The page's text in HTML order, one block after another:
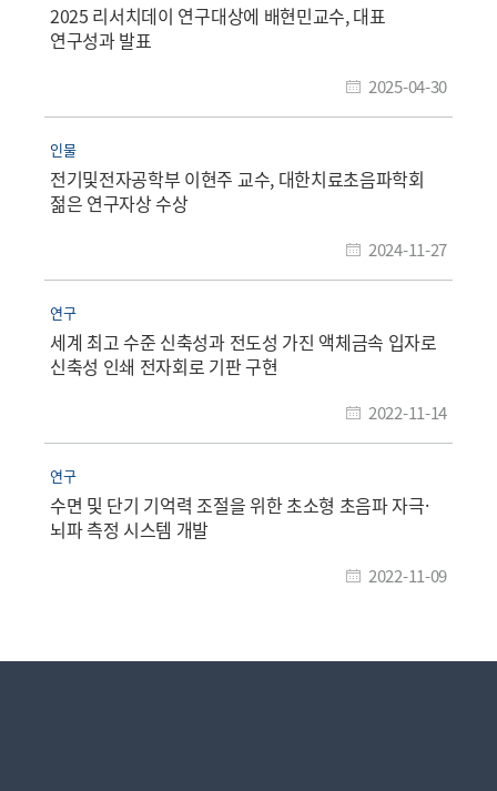
2025 리서치데이 연구대상에 배현민교수, 대표
연구성과 발표
2025-04-30
인물
전기및전자공학부 이현주 교수, 대한치료초음파학회
젊은 연구자상 수상
2024-11-27
연구
세계 최고 수준 신축성과 전도성 가진 액체금속 입자로
신축성 인쇄 전자회로 기판 구현
2022-11-14
연구
수면 및 단기 기억력 조절을 위한 초소형 초음파 자극·
뇌파 측정 시스템 개발
2022-11-09